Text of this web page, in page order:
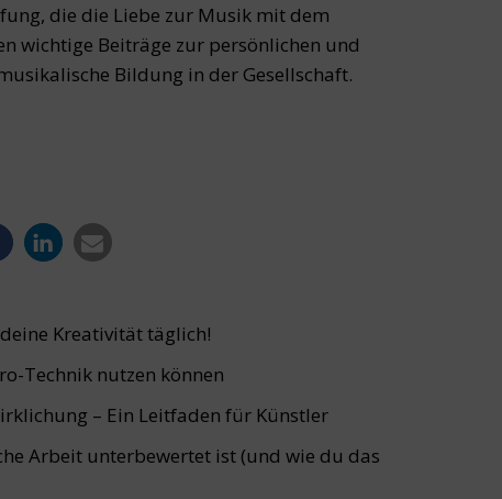
die die Liebe zur Musik mit dem
wichtige Beiträge zur persönlichen und
Bildung in der Gesellschaft.
Kreativität täglich!
Technik nutzen können
– Ein Leitfaden für Künstler
Arbeit unterbewertet ist (und wie du das